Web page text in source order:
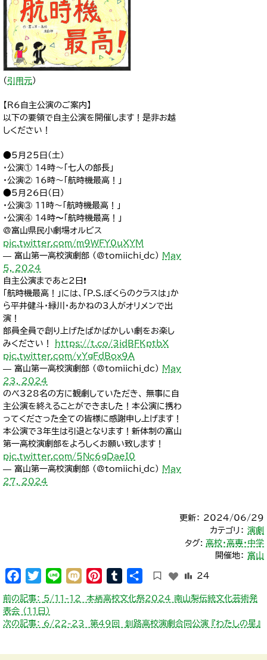
（ 引用元）
【R6自主公演のご案内】
以下の要領で自主公演を開催します！是非お越
しください！
●5月25日(土)
・公演① 14時～「七人の部長」
・公演② 16時～「航時機最高！」
●5月26日(日)
・公演③ 11時～「航時機最高！」
・公演④ 14時〜「航時機最高！」
@富山県民小劇場オルビス
pic.twitter.com/m9WFY0uXYM
— 富山第一高校演劇部 (@tomiichi_dc)
May
5, 2024
自主公演まであと2日❗️
「航時機最高！」には、「P.S.ぼくらのクラスは」か
ら平井健斗・緑川・あかねの3人がオリメンで出
演！
部員全員で創り上げたばかばかしい劇をお楽し
みください！
https://t.co/3idBFKptbX
pic.twitter.com/yYgFdBox9A
— 富山第一高校演劇部 (@tomiichi_dc)
May
23, 2024
のべ328名の方に観劇していただき、 無事に自
主公演を終えることができました！本公演に携わ
ってくださった全ての皆様に感謝申し上げます！
本公演で3年生は引退となります！新体制の富山
第一高校演劇部をよろしくお願い致します！
pic.twitter.com/5Nc6gDaeI0
— 富山第一高校演劇部 (@tomiichi_dc)
May
27, 2024
更新： 2024/06/29
カテゴリ： 演劇
タグ: 高校・高専・中学
開催地： 富山
Facebook
Twitter
Line Mixi Pinterest
Tumblr 24
投
稿
ナ
前の記事： 5/11-12 本栖高校文化祭2024 南山梨伝統文化芸術発
表会 （11日）
次の記事： 6/22-23 第49回 釧路高校演劇合同公演 『わたしの星』